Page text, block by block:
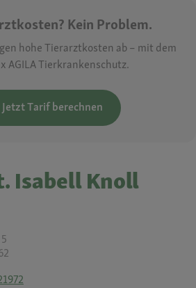
Kein Problem.
hohe Tierarztkosten ab – mit dem
AGILA Tierkrankenschutz.
Jetzt Tarif berechnen
Isabell Knoll